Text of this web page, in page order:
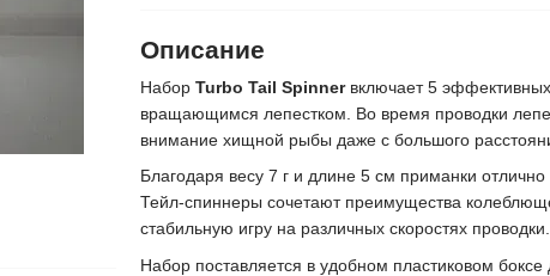
Описание
Набор Turbo Tail Spinnerвключает 5
вращающимся лепестком. Во время проводки
внимание хищной рыбы даже с большого
Благодаря весу 7 г и длине 5 см приманки
Тейл-спиннеры сочетают преимущества
стабильную игру на различных скоростях проводки.
Набор поставляется в удобном пластиковом боксе